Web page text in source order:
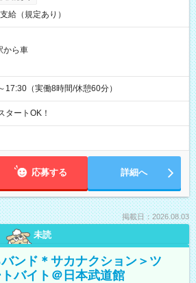
給（規定あり）
から車
17:30（実働8時間/休憩60分）
タートOK！
応募する 詳細へ
掲載日：2026.08.03
未読
ンド＊サカナクション＞ツ
バイト＠日本武道館